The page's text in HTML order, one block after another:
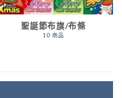
聖誕節布旗/布條
10 商品